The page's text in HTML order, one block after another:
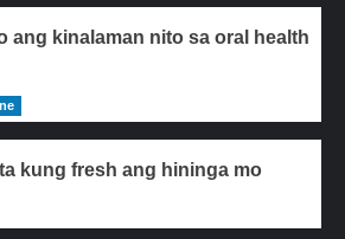
ang kinalaman nito sa oral health
kung fresh ang hininga mo